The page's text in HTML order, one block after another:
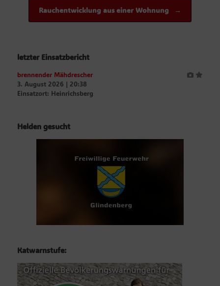
Rauchentwicklung aus einer Wohnung →
letzter Einsatzbericht
brennender Mähdrescher
3. August 2026 | 20:38
Einsatzort: Heinrichsberg
Helden gesucht
Katwarnstufe: